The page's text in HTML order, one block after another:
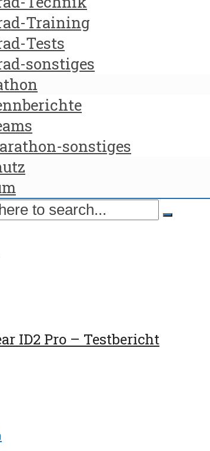
Training
Tests
sonstiges
sonstiges
ID2 Pro – Testbericht